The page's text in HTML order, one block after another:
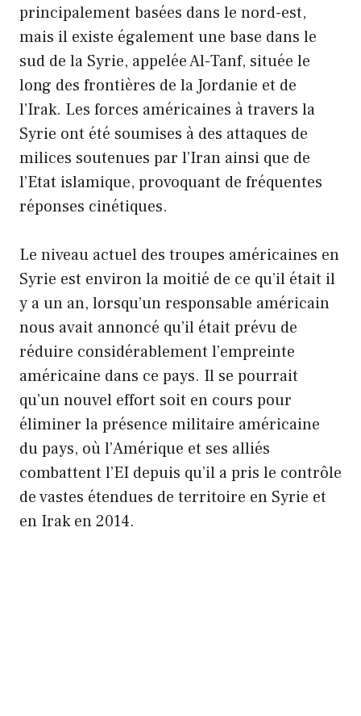
principalement basées dans le nord-est,
mais il existe également une base dans le
sud de la Syrie, appelée Al-Tanf, située le
long des frontières de la Jordanie et de
l’Irak. Les forces américaines à travers la
Syrie ont été soumises à des attaques de
milices soutenues par l’Iran ainsi que de
l’Etat islamique, provoquant de fréquentes
réponses cinétiques.
Le niveau actuel des troupes américaines en
Syrie est environ la moitié de ce qu’il était il
y a un an, lorsqu’un responsable américain
nous avait annoncé qu’il était prévu de
réduire considérablement l’empreinte
américaine dans ce pays. Il se pourrait
qu’un nouvel effort soit en cours pour
éliminer la présence militaire américaine
du pays, où l’Amérique et ses alliés
combattent l’EI depuis qu’il a pris le contrôle
de vastes étendues de territoire en Syrie et
en Irak en 2014.